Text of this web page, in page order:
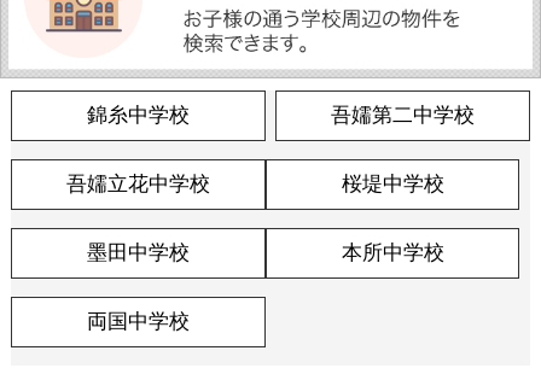
錦糸中学校 吾嬬第二中学校
吾嬬立花中学校 桜堤中学校
墨田中学校 本所中学校
両国中学校